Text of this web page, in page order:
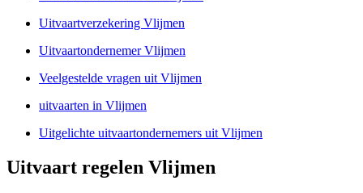
Uitvaartverzekering Vlijmen
Uitvaartondernemer Vlijmen
Veelgestelde vragen uit Vlijmen
uitvaarten in Vlijmen
Uitgelichte uitvaartondernemers uit Vlijmen
Uitvaart regelen Vlijmen